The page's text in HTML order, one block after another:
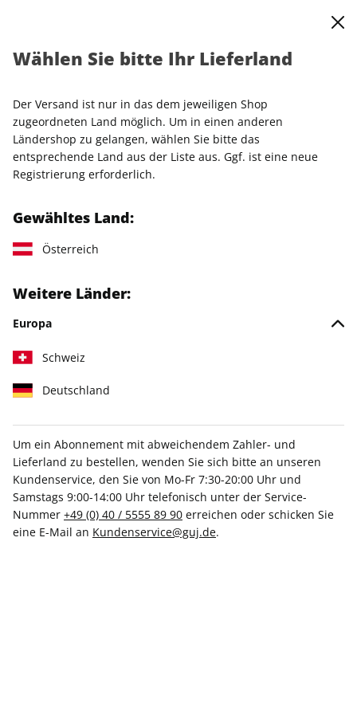
Ihr Warenkorb ist leer
Es befinden sich noch keine Artikel im Warenkorb.
Weiter einkaufen
Gratis Versand
Wählen Sie bitte Ihr Lieferland
Der Versand ist nur in das dem jeweiligen Shop
zugeordneten Land möglich. Um in einen anderen
Ländershop zu gelangen, wählen Sie bitte das
entsprechende Land aus der Liste aus. Ggf. ist eine neue
Registrierung erforderlich.
Gewähltes Land:
Österreich
Weitere Länder:
Europa
Schweiz
Deutschland
Um ein Abonnement mit abweichendem Zahler- und
Lieferland zu bestellen, wenden Sie sich bitte an unseren
Kundenservice, den Sie von Mo-Fr 7:30-20:00 Uhr und
Samstags 9:00-14:00 Uhr telefonisch unter der Service-
Nummer +49 (0) 40 / 5555 89 90 erreichen oder schicken Sie
eine E-Mail an Kundenservice@guj.de.